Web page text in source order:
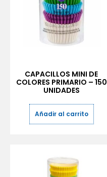
CAPACILLOS MINI DE
COLORES PRIMARIO – 150
UNIDADES
Añadir al carrito